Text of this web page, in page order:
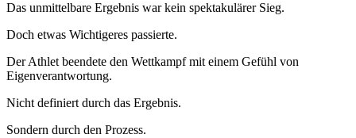
Das unmittelbare Ergebnis war kein spektakulärer Sieg.
Doch etwas Wichtigeres passierte.
Der Athlet beendete den Wettkampf mit einem Gefühl von
Eigenverantwortung.
Nicht definiert durch das Ergebnis.
Sondern durch den Prozess.